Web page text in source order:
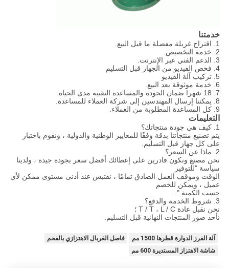
خدمتنا
1. اقتراح غربلة مفصلة ما قبل البيع.
2. خدمة التخصيص.
3. الدعم الفني عبر الإنترنت.
4. فحص الفيديو من الجهاز قبل التسليم
5. تركيب آلة الفيديو
6. خدمة موثوقة بعد البيع.
7. 18 شهرا ضمان الجودة والمساعدة التقنية مدى الحياة.
8. يمكننا إرسال المهندسين إلى شركة العملاء للمساعدة.
9. كل المساعدة المطلوبة من العملاء.
التعليمات
1. كيف هي جودة منتجاتك؟
يتم تصنيع منتجاتنا بدقة وفقًا للمعايير الوطنية والدولية ، ونقوم باختبار
على كل جهاز قبل التسليم.
2. ماذا عن السعر؟
نحن مصنع ونكون قادرين على إعطائك أفضل سعر بجودة جيدة ، ولدينا
سياسة "للتوفير
الوقت وموقف العمل الصادق تمامًا ، نقتبس عند أدنى مستوى ممكن لأي
عميل ، ويمكن للخصم
حسب الكمية ".
3. شروط الخدمة والدفع؟
نحن نقبل عادة T / T ، L / C ؛
نأخذ صور المنتجات النهائية قبل التسليم.
آلة الفرز الدوارة قطرها 1500 مم
فاصل الغربال الاهتزازي بالفحم
شاشة الاهتزاز المستديرة 600 مم